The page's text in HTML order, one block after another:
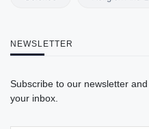
NEWSLETTER
Subscribe to our newsletter
your inbox.